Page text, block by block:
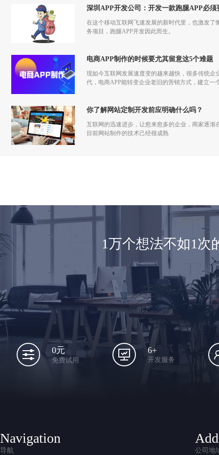
深圳APP开发公司：开发一款跑腿APP必须
在这个移动互联网飞速发展的新时代里，也激发
务项目，跑腿APP开发因此而生。
电商APP制作的时候要尤其留意这5个难题
现如今互联网发展速度变的越来越快，很多传统
代，电商APP能转变企业老旧的营销方式，建立
你了解网站定制开发前应明确什么吗？
互联网的迅速进步，让愈来愈多的企业，商家逐
目前网站制作的技术己经很成熟
1万个想法不如1次
0元
免费试用
6+
开发服务
Navigation
导航 公司地